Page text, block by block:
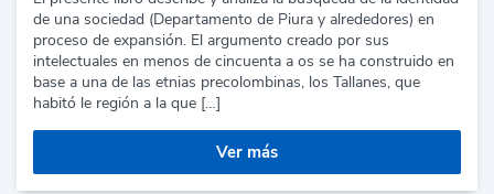
de una sociedad (Departamento de Piura y alrededores) en
proceso de expansión. El argumento creado por sus
intelectuales en menos de cincuenta a os se ha construido en
base a una de las etnias precolombinas, los Tallanes, que
habitó le región a la que […]
Ver más